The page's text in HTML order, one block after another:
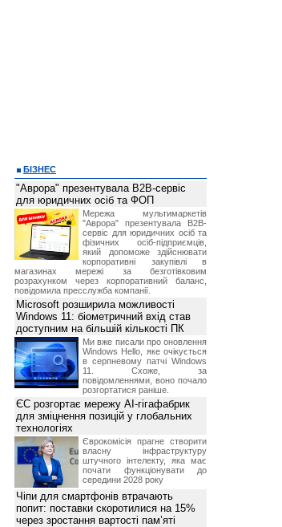
БІЗНЕС
"Аврора" презентувала B2B-сервіс
для юридичних осіб та ФОП
Мережа мультимаркетів
"Аврора" презентувала B2B-
сервіс для юридичних осіб та
фізичних осіб-підприємців,
який допоможе здійснювати
корпоративні закупівлі в
магазинах мережі за безготівковим
розрахунком через корпоративний баланс,
повідомила пресслужба компанії.
Microsoft розширила можливості
Windows 11: біометричний вхід став
доступним на більшій кількості ПК
Ми вже писали про оновлення
Windows Hello, яке очікується
в серпневому патчі Windows
11. Схоже, за
повідомленнями, воно почало
розгортатися раніше.
ЄС розгортає мережу AI-гігафабрик
для зміцнення позицій у глобальних
технологіях
Єврокомісія прагне створити
власну інфраструктуру
штучного інтелекту, яка має
почати функціонувати до
середини 2028 року
Чіпи для смартфонів втрачають
попит: поставки скоротилися на 15%
через зростання вартості пам’яті